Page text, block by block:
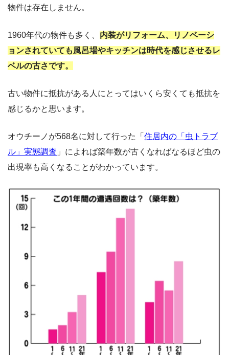
物件は存在しません。
1960年代の物件も多く、 内装がリフォーム、リノベーシ
ョンされていても風呂場やキッチンは時代を感じさせるレ
ベルの古さです。
古い物件に抵抗がある人にとってはいくら安くても抵抗を
感じるかと思います。
オウチーノが568名に対して行った「 住居内の「虫トラブ
ル」実態調査 」によれば築年数が古くなればなるほど虫の
出現率も高くなることがわかっています。